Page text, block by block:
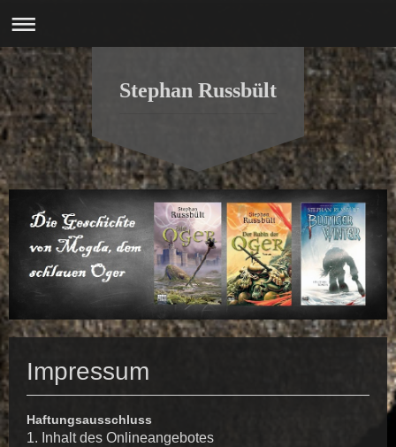
Stephan Russbült
Impressum
Haftungsausschluss
1. Inhalt des Onlineangebotes